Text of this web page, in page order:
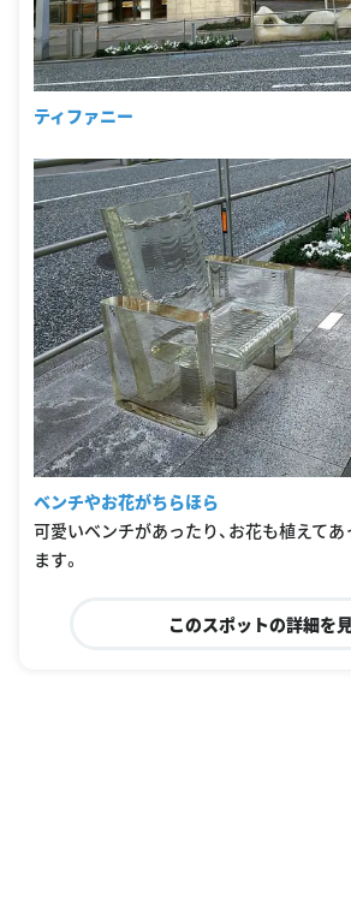
ティファニー
ベンチやお花がちらほら
可愛いベンチがあったり、お花も植えてあ
ます。
このスポットの詳細を